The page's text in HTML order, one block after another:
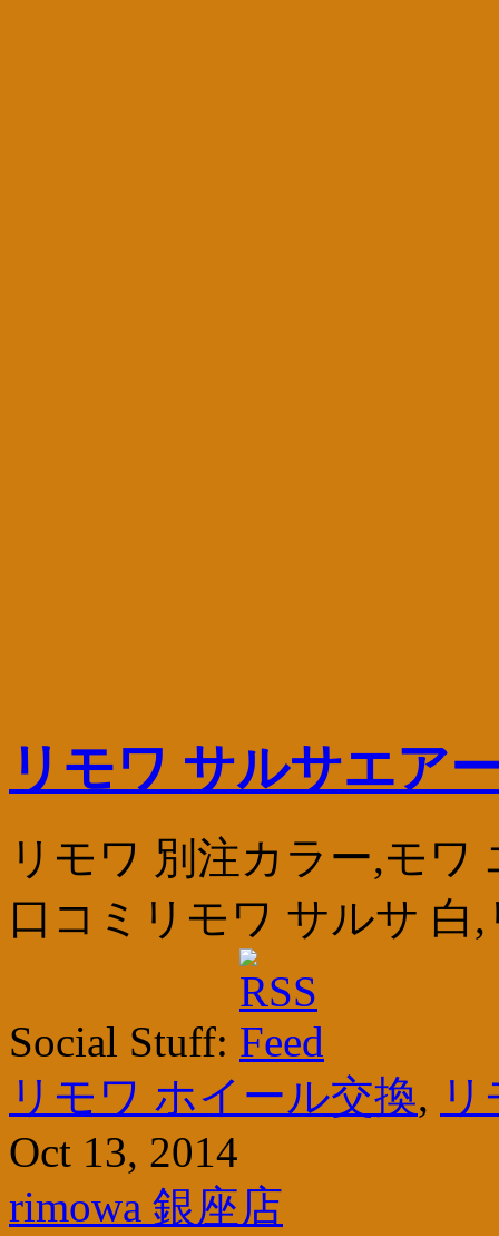
リモワ サルサエア
リモワ 別注カラー,モ
口コミリモワ サルサ 白
Social Stuff:
リモワ ホイール交換,
Oct 13, 2014
rimowa 銀座店